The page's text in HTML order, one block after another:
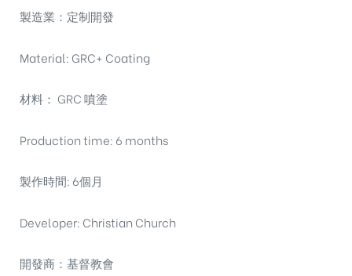
製造業：定制開發
Material: GRC+ Coating
材料： GRC 噴塗
Production time: 6 months
製作時間: 6個月
Developer: Christian Church
開發商：基督教會